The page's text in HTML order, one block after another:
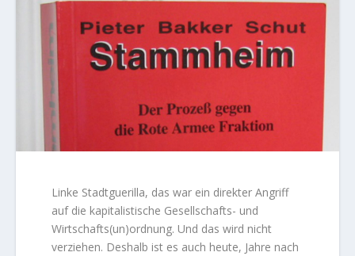
Linke Stadtguerilla, das war ein direkter Angriff
auf die kapitalistische Gesellschafts- und
Wirtschafts(un)ordnung. Und das wird nicht
verziehen. Deshalb ist es auch heute, Jahre nach